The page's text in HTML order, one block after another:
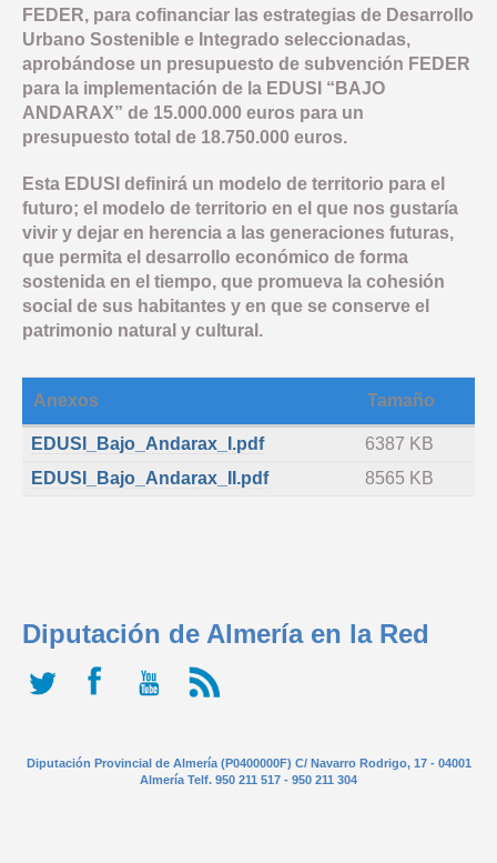
FEDER, para cofinanciar las estrategias de Desarrollo
Urbano Sostenible e Integrado seleccionadas,
aprobándose un presupuesto de subvención FEDER
para la implementación de la EDUSI “BAJO
ANDARAX” de 15.000.000 euros para un
presupuesto total de 18.750.000 euros.
Esta EDUSI definirá un modelo de territorio para el
futuro; el modelo de territorio en el que nos gustaría
vivir y dejar en herencia a las generaciones futuras,
que permita el desarrollo económico de forma
sostenida en el tiempo, que promueva la cohesión
social de sus habitantes y en que se conserve el
patrimonio natural y cultural.
Anexos Tamaño
EDUSI_Bajo_Andarax_I.pdf
6387 KB
EDUSI_Bajo_Andarax_II.pdf
8565 KB
Diputación de Almería en la Red
Diputación Provincial de Almería (P0400000F) C/ Navarro Rodrigo, 17 - 04001
Almería Telf. 950 211 517 - 950 211 304